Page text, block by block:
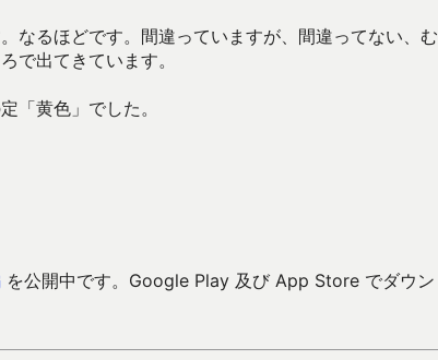
なるほどです。間違っていますが、間違ってない、む
で出てきています。
「黄色」でした。
を公開中です。Google Play 及び App Store でダウン